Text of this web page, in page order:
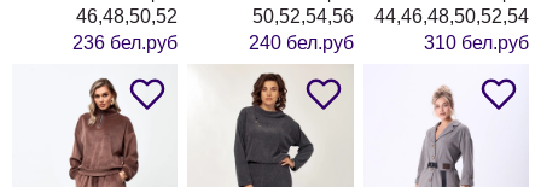
46,48,50,52
236 бел.руб
50,52,54,56
240 бел.руб
44,46,48,50,52,54
310 бел.руб